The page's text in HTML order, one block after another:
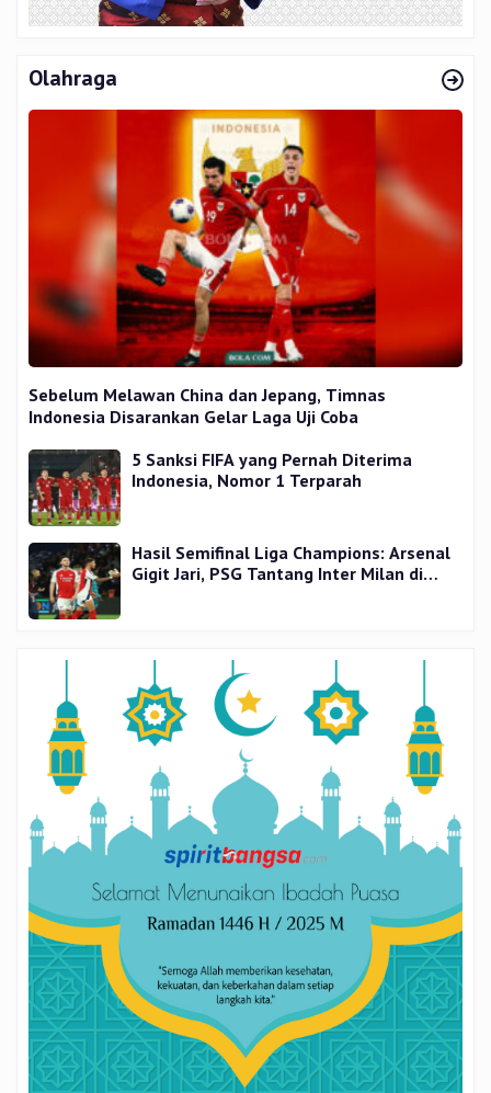
Olahraga
Sebelum Melawan China dan Jepang, Timnas
Indonesia Disarankan Gelar Laga Uji Coba
5 Sanksi FIFA yang Pernah Diterima
Indonesia, Nomor 1 Terparah
Hasil Semifinal Liga Champions: Arsenal
Gigit Jari, PSG Tantang Inter Milan di